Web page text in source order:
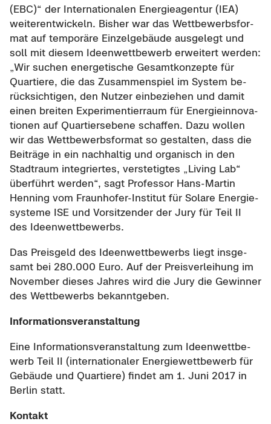
(EBC)“ der In­ter­na­tio­na­len En­er­gie­agen­tur (IEA)
wei­ter­ent­wi­ckeln. Bis­her war das Wett­be­werbs­for­
mat auf tem­po­rä­re Ein­zel­ge­bäu­de aus­ge­legt und
soll mit die­sem Ideen­wett­be­werb er­wei­tert wer­den:
„Wir su­chen en­er­ge­ti­sche Ge­samt­kon­zep­te für
Quar­tie­re, die das Zu­sam­men­spiel im Sys­tem be­
rück­sich­ti­gen, den Nut­zer ein­be­zie­hen und damit
einen brei­ten Ex­pe­ri­men­tier­raum für En­er­gie­in­no­va­
tio­nen auf Quar­tiers­ebe­ne schaf­fen. Dazu wol­len
wir das Wett­be­werbs­for­mat so ge­stal­ten, dass die
Bei­trä­ge in ein nach­hal­tig und or­ga­nisch in den
Stadt­raum in­te­grier­tes, ver­ste­tig­tes „Li­ving Lab“
über­führt wer­den“, sagt Pro­fes­sor Hans-​Martin
Hen­ning vom Fraunhofer-​Institut für So­la­re En­er­gie­
sys­te­me ISE und Vor­sit­zen­der der Jury für Teil II
des Ideen­wett­be­werbs.
Das Preis­geld des Ideen­wett­be­werbs liegt ins­ge­
samt bei 280.000 Euro. Auf der Preis­ver­lei­hung im
No­vem­ber die­ses Jah­res wird die Jury die Ge­win­ner
des Wett­be­werbs be­kannt­ge­ben.
In­for­ma­ti­ons­ver­an­stal­tung
Eine In­for­ma­ti­ons­ver­an­stal­tung zum Ideen­wett­be­
werb Teil II (in­ter­na­tio­na­ler En­er­gie­wett­be­werb für
Ge­bäu­de und Quar­tie­re) fin­det am 1. Juni 2017 in
Ber­lin statt.
Kon­takt